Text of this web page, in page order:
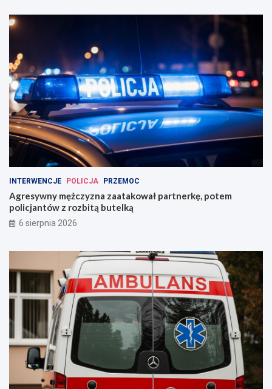
INTERWENCJE POLICJA PRZEMOC
Agresywny mężczyzna zaatakował partnerkę, potem
policjantów z rozbitą butelką
6 sierpnia 2026